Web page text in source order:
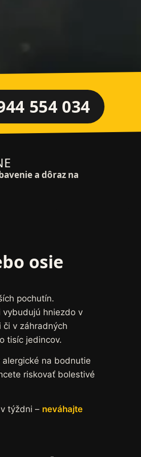
554 034
a dôraz na
osie
pochutín.
vybudujú hniezdo v
v záhradných
tisíc jedincov.
na bodnutie
riskovať bolestivé
týždni – neváhajte